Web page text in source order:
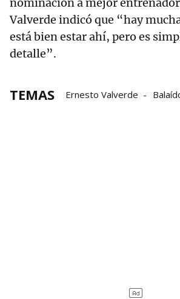
Valverde indicó que “hay
está bien estar ahí, pero es
detalle”.
TEMAS Ernesto Valverde